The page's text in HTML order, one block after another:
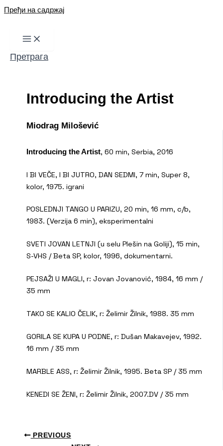
Пређи на садржај
Претрага
Introducing the Artist
Miodrag Milošević
Introducing the Artist, 60 min, Serbia, 2016
I BI VEČE, I BI JUTRO, DAN SEDMI, 7 min, Super 8,
kolor, 1975. igrani
POSLEDNJI TANGO U PARIZU, 20 min, 16 mm, c/b,
1983. (Verzija 6 min), eksperimentalni
SVETI JOVAN LETNJI (u selu Plešin na Goliji), 15 min,
S-VHS / Beta SP, kolor, 1996, dokumentarni.
PEJSAŽI U MAGLI, r: Jovan Jovanović, 1984, 16 mm /
35 mm
TAKO SE KALIO ČELIK, r: Želimir Žilnik, 1988. 35 mm
GORILA SE KUPA U PODNE, r: Dušan Makavejev, 1992.
16 mm / 35 mm
MARBLE ASS, r: Želimir Žilnik, 1995. Beta SP / 35 mm
KENEDI SE ŽENI, r: Želimir Žilnik, 2007.DV / 35 mm
PREVIOUS